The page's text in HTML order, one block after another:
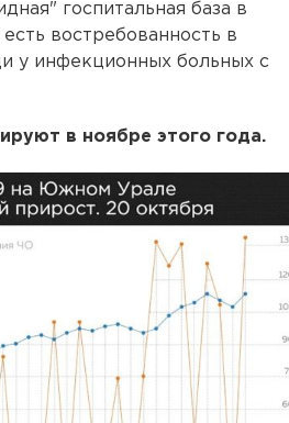
госпитальная база в
востребованность в
у инфекционных больных с
в ноябре этого года.